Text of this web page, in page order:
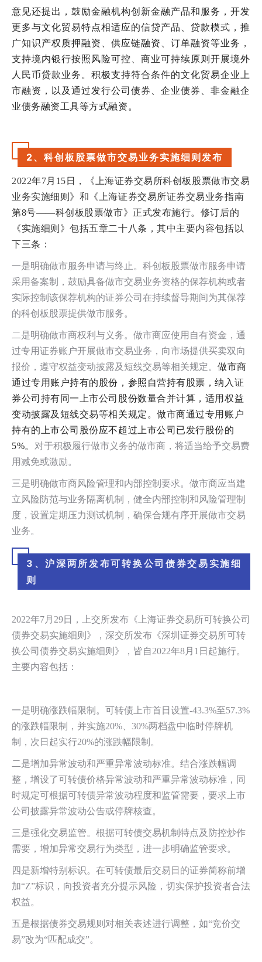
意见还提出，鼓励金融机构创新金融产品和服务，开发
更多与文化贸易特点相适应的信贷产品、贷款模式，推
广知识产权质押融资、供应链融资、订单融资等业务，
支持境内银行按照风险可控、商业可持续原则开展境外
人民币贷款业务。积极支持符合条件的文化贸易企业上
市融资，以及通过发行公司债券、企业债券、非金融企
业债务融资工具等方式融资。
2、科创板股票做市交易业务实施细则发布
2022年7月15日，《上海证券交易所科创板股票做市交易
业务实施细则》和《上海证券交易所证券交易业务指南
第8号——科创板股票做市》正式发布施行。 修订后的
《实施细则》包括五章二十八条，其中主要内容包括以
下三条：
一是明确做市服务申请与终止。科创板股票做市服务申请
采用备案制，鼓励具备做市交易业务资格的保荐机构或者
实际控制该保荐机构的证券公司在持续督导期间为其保荐
的科创板股票提供做市服务。
二是明确做市商权利与义务。做市商应使用自有资金，通
过专用证券账户开展做市交易业务，向市场提供买卖双向
报价，遵守权益变动披露及短线交易等相关规定。 做市商
通过专用账户持有的股份，参照自营持有股票，纳入证
券公司持有同一上市公司股份数量合并计算，适用权益
变动披露及短线交易等相关规定。做市商通过专用账户
持有的上市公司股份应不超过上市公司已发行股份的
5%。 对于积极履行做市义务的做市商，将适当给予交易费
用减免或激励。
三是明确做市商风险管理和内部控制要求。做市商应当建
立风险防范与业务隔离机制，健全内部控制和风险管理制
度，设置定期压力测试机制，确保合规有序开展做市交易
业务。
3、沪深两所发布可转换公司债券交易实施细
则
2022年7月 29日，上交所发布《上海证券交易所可转换公司
债券交易实施细则》，深交所发布《深圳证券交易所可转
换公司债券交易实施细则》，皆自2022年8月 1 日起施行。
主要内容包括：
一是明确涨跌幅限制。可转债上市首日设置-43.3%至57.3%
的涨跌幅限制，并实施20% 30%两档盘中临时停牌机
制，次日起实行20%的涨跌幅限制。
二是增加异常波动和严重异常波动标准。结合涨跌幅调
整，增设了可转债价格异常波动和严重异常波动标准，同
时规定可根据可转债异常波动程度和监管需要，要求上市
公司披露异常波动公告或停牌核查。
三是强化交易监管。根据可转债交易机制特点及防控炒作
需要，增加异常交易行为类型，进一步明确监管要求。
四是新增特别标识。在可转债最后交易日的证券简称前增
加“Z”标识，向投资者充分提示风险，切实保护投资者合法
权益。
五是根据债券交易规则对相关表述进行调整，如“竞价交
易”改为“匹配成交”。